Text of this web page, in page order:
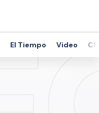
El Tiempo Video